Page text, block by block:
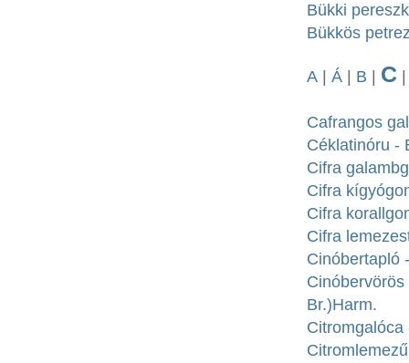
Bükki
Bükkös
A Á B C
Cafrangos
Céklatinóru -
Cifra
Cifra
Cifra
Cifra
Cinóbertapló
Br.)Harm.